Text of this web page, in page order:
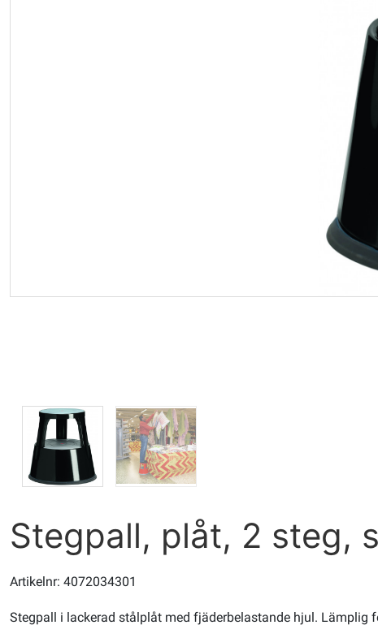
Stegpall, plåt, 2 steg,
Artikelnr: 4072034301
Stegpall i lackerad stålplåt med fjäderbelastande hjul. Lämplig